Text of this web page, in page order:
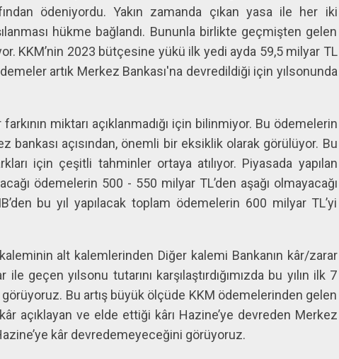
ödeniyordu. Yakın zamanda çıkan yasa ile her iki
hükme bağlandı. Bununla birlikte geçmişten gelen
KKM’nin 2023 bütçesine yükü ilk yedi ayda 59,5 milyar TL
artık Merkez Bankası'na devredildiği için yılsonunda
miktarı açıklanmadığı için bilinmiyor. Bu ödemelerin
bankası açısından, önemli bir eksiklik olarak görülüyor. Bu
için çeşitli tahminler ortaya atılıyor. Piyasada yapılan
ödemelerin 500 - 550 milyar TL’den aşağı olmayacağı
bu yıl yapılacak toplam ödemelerin 600 milyar TL’yi
alt kalemlerinden Diğer kalemi Bankanın kâr/zarar
geçen yılsonu tutarını karşılaştırdığımızda bu yılın ilk 7
Bu artış büyük ölçüde KKM ödemelerinden gelen
açıklayan ve elde ettiği kârı Hazine’ye devreden Merkez
kâr devredemeyeceğini görüyoruz.